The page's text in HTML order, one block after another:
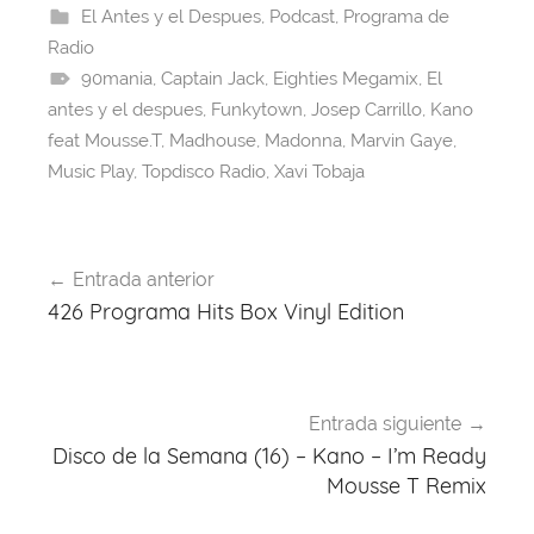
e
b
o
o
k
a
d
s
s
A
p
p
e
st
gr
a
m
er
El Antes y el Despues, Podcast, Programa de
Radio
90mania, Captain Jack, Eighties Megamix, El
antes y el despues, Funkytown, Josep Carrillo, Kano
feat Mousse.T, Madhouse, Madonna, Marvin Gaye,
Music Play, Topdisco Radio, Xavi Tobaja
de
Entrada anterior
426 Programa Hits Box Vinyl Edition
Entrada siguiente
Disco de la Semana (16) – Kano – I’m Ready
Mousse T Remix